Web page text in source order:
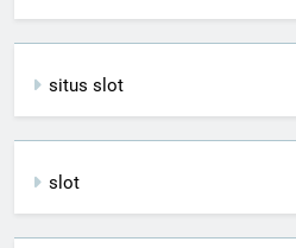
situs slot
slot